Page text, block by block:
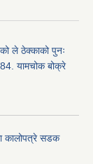
ले ठेक्काको पुनः
यामचोक बोक्रे
कालोपत्रे सडक